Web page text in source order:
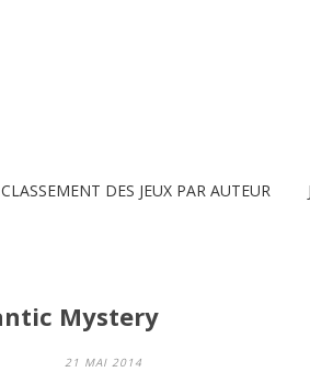
CLASSEMENT DES JEUX PAR AUTEUR
Mystery
21 MAI 2014